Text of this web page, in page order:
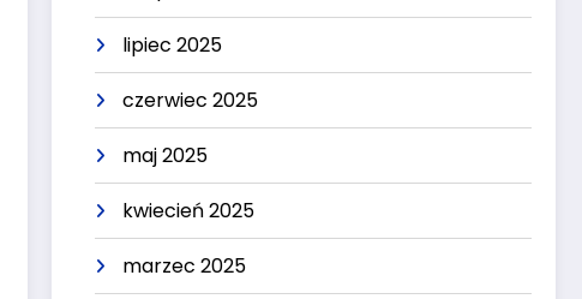
lipiec 2025
czerwiec 2025
maj 2025
kwiecień 2025
marzec 2025